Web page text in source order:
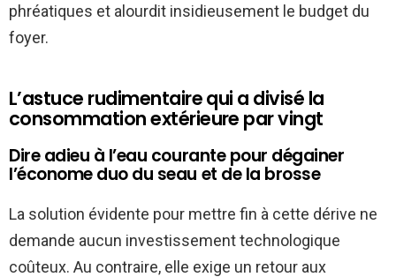
phréatiques et alourdit insidieusement le budget du
foyer.
L’astuce rudimentaire qui a divisé la
consommation extérieure par vingt
Dire adieu à l’eau courante pour dégainer
l’économe duo du seau et de la brosse
La solution évidente pour mettre fin à cette dérive ne
demande aucun investissement technologique
coûteux. Au contraire, elle exige un retour aux